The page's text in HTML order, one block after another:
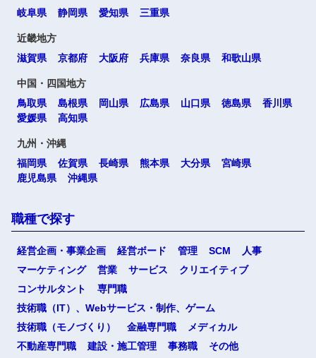
岐阜県
静岡県 愛知県 三重県
近畿地方
滋賀県
京都府 大阪府 兵庫県 奈良県 和歌山県
中国・四国地方
鳥取県
島根県 岡山県 広島県 山口県 徳島県
香川県
愛媛県
高知県
九州・沖縄
福岡県
佐賀県 長崎県 熊本県 大分県
宮崎県
鹿児島県
沖縄県
職種で探す
経営企画・事業企画 経営ボード 管理 SCM
人事
マーケティング
営業 サービス
クリエイティブ
コンサルタント
専門職
技術職（IT）、Webサービス・制作、ゲーム
技術職（モノづくり）
金融専門職
メディカル
不動産専門職
建設・施工管理 事務職 その他